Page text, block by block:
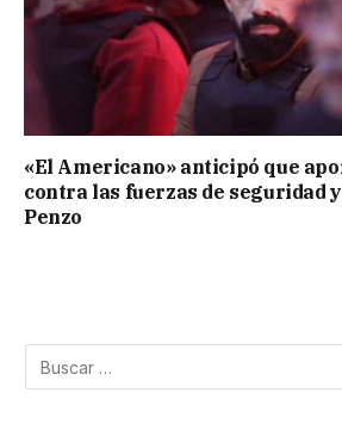
«El Americano» anticipó que
contra las fuerzas de seguridad
Penzo